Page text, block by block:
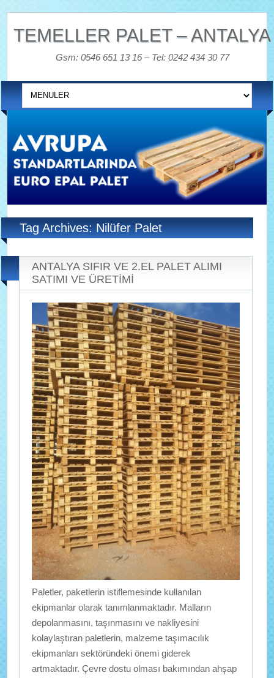
TEMELLER PALET – ANTALYA
Gsm: 0546 651 13 16 – Tel: 0242 434 30 77
Tag Archives: Nilüfer Palet
ANTALYA SIFIR VE 2.EL PALET ALIMI
SATIMI VE ÜRETİMİ
Paletler, paketlerin istiflemesinde kullanılan
ekipmanlar olarak tanımlanmaktadır. Malların
depolanmasını, taşınmasını ve nakliyesini
kolaylaştıran paletlerin, malzeme taşımacılık
ekipmanları sektöründeki önemi giderek
artmaktadır. Çevre dostu olması bakımından ahşap